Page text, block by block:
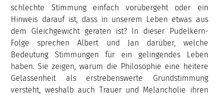
schlechte Stimmung einfach vorübergeht oder ein
Hinweis darauf ist, dass in unserem Leben etwas aus
dem Gleichgewicht geraten ist? In dieser Pudelkern-
Folge sprechen Albert und Jan darüber, welche
Bedeutung Stimmungen für ein gelingendes Leben
haben. Sie zeigen, warum die Philosophie eine heitere
Gelassenheit als erstrebenswerte Grundstimmung
versteht, weshalb auch Trauer und Melancholie ihren